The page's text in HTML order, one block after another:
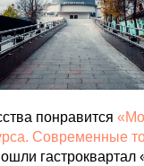
понравится
Современные